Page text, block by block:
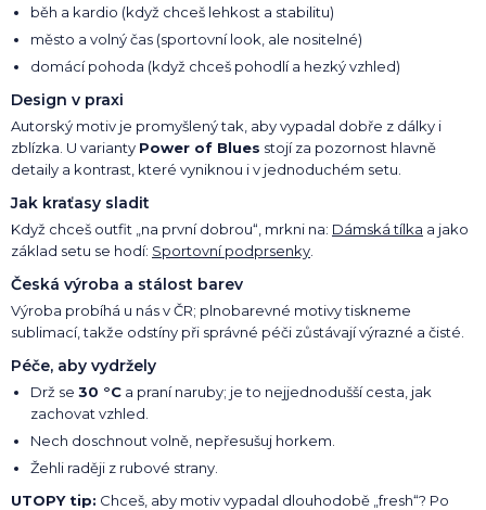
běh a kardio (když chceš lehkost a stabilitu)
město a volný čas (sportovní look, ale nositelné)
domácí pohoda (když chceš pohodlí a hezký vzhled)
Design v praxi
Autorský motiv je promyšlený tak, aby vypadal dobře z dálky i
zblízka. U varianty Power of Blues stojí za pozornost hlavně
detaily a kontrast, které vyniknou i v jednoduchém setu.
Jak kraťasy sladit
Když chceš outfit „na první dobrou“, mrkni na: Dámská tílka a jako
základ setu se hodí: Sportovní podprsenky
Česká výroba a stálost barev
Výroba probíhá u nás v ČR; plnobarevné motivy tiskneme
sublimací, takže odstíny při správné péči zůstávají výrazné a čisté.
Péče, aby vydržely
Drž se 30 °C a praní naruby; je to nejjednodušší cesta, jak
zachovat vzhled.
Nech doschnout volně, nepřesušuj horkem.
Žehli raději z rubové strany.
UTOPY tip: Chceš, aby motiv vypadal dlouhodobě „fresh“? Po